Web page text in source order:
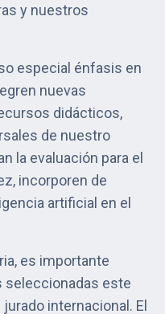
y nuestros
especial énfasis en
nuevas
didácticos,
de nuestro
la evaluación para el
incorporen de
artificial en el
es importante
seleccionadas este
internacional. El